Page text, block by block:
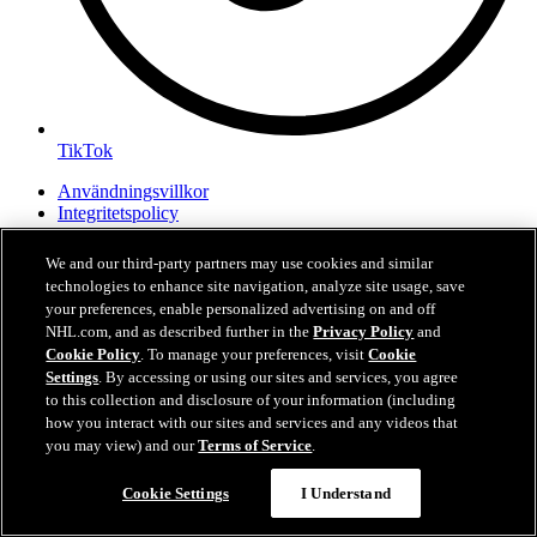
TikTok
Användningsvillkor
Integritetspolicy
Cookiepolicy
Inställningar för Cookies
Dina integritetsinställningar
We and our third-party partners may use cookies and similar
technologies to enhance site navigation, analyze site usage, save
your preferences, enable personalized advertising on and off
NHL.com, and as described further in thePrivacy Policy and
Cookie Policy. To manage your preferences, visitCookie
Settings. By accessing or using our sites and services, you agree
to this collection and disclosure of your information (including
how you interact with our sites and services and any videos that
you may view) and ourTerms of Service.
Cookie Settings I Understand